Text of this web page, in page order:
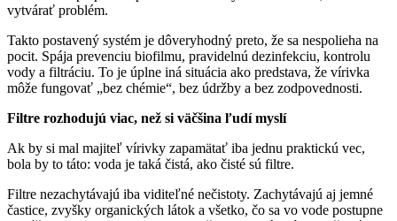
vytvárať problém.
Takto postavený systém je dôveryhodný preto, že sa nespolieha na
pocit. Spája prevenciu biofilmu, pravidelnú dezinfekciu, kontrolu
vody a filtráciu. To je úplne iná situácia ako predstava, že vírivka
môže fungovať „bez chémie“, bez údržby a bez zodpovednosti.
Filtre rozhodujú viac, než si väčšina ľudí myslí
Ak by si mal majiteľ vírivky zapamätať iba jednu praktickú vec,
bola by to táto: voda je taká čistá, ako čisté sú filtre.
Filtre nezachytávajú iba viditeľné nečistoty. Zachytávajú aj jemné
častice, zvyšky organických látok a všetko, čo sa vo vode postupne